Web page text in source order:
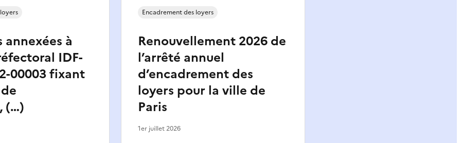
annexées à
IDF-
00003 fixant
(…)
Renouvellement 2026 de
l’arrêté annuel
d’encadrement des
loyers pour la ville de
Paris
Encadrement des loyers
1er juillet 2026